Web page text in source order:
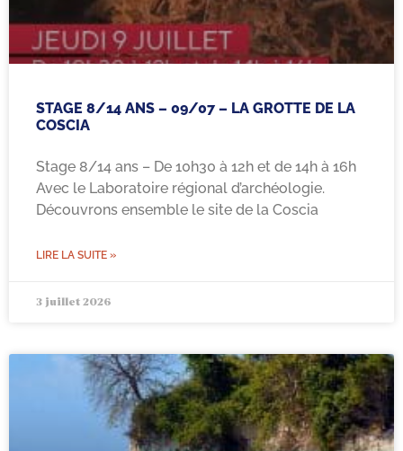
STAGE 8/14 ANS – 09/07 – LA GROTTE DE LA
COSCIA
Stage 8/14 ans – De 10h30 à 12h et de 14h à 16h
Avec le Laboratoire régional d’archéologie.
Découvrons ensemble le site de la Coscia
LIRE LA SUITE »
3 juillet 2026